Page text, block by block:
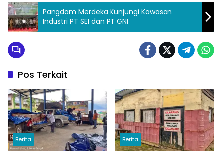
Pangdam Merdeka Kunjungi Kawasan
Industri PT SEI dan PT GNI
Pos Terkait
Berita Berita